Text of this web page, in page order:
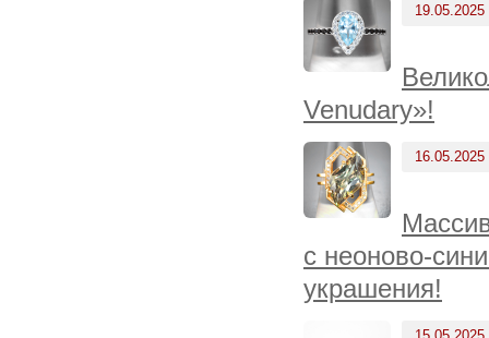
19.05.2025
Venudary»!
16.05.2025
с неоново-
украшения!